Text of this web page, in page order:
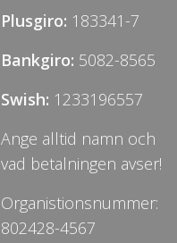
Plusgiro: 183341-7
Bankgiro: 5082-8565
Swish: 1233196557
Ange alltid namn och
vad betalningen avser!
Organistionsnummer:
802428-4567